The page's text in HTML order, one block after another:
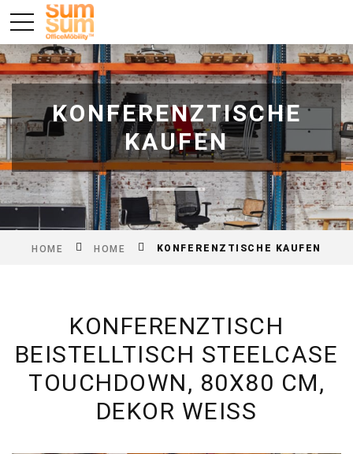
KONFERENZTISCHE
KAUFEN
HOME HOME KONFERENZTISCHE KAUFEN
KONFERENZTISCH
BEISTELLTISCH STEELCASE
TOUCHDOWN, 80X80 CM,
DEKOR WEISS